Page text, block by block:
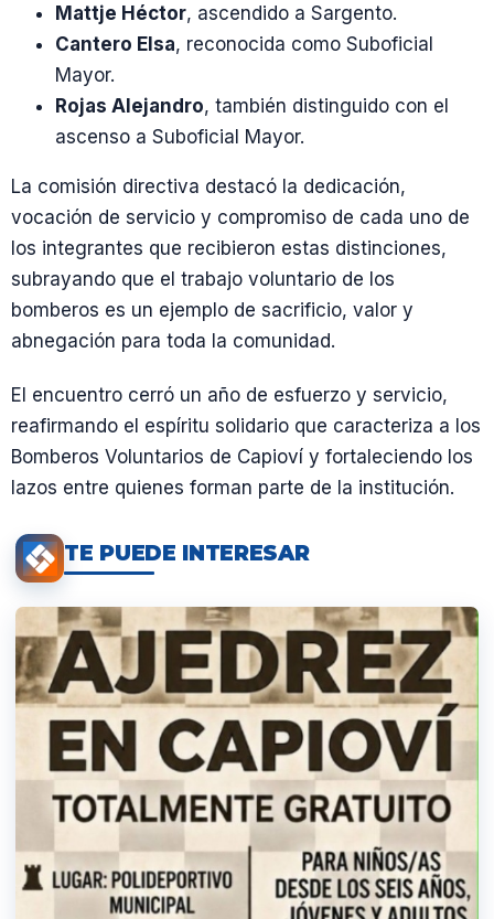
Mattje Héctor, ascendido a Sargento.
Cantero Elsa, reconocida como Suboficial
Mayor.
Rojas Alejandro, también distinguido con el
ascenso a Suboficial Mayor.
La comisión directiva destacó la dedicación,
vocación de servicio y compromiso de cada uno de
los integrantes que recibieron estas distinciones,
subrayando que el trabajo voluntario de los
bomberos es un ejemplo de sacrificio, valor y
abnegación para toda la comunidad.
El encuentro cerró un año de esfuerzo y servicio,
reafirmando el espíritu solidario que caracteriza a los
Bomberos Voluntarios de Capioví y fortaleciendo los
lazos entre quienes forman parte de la institución.
TE PUEDE INTERESAR